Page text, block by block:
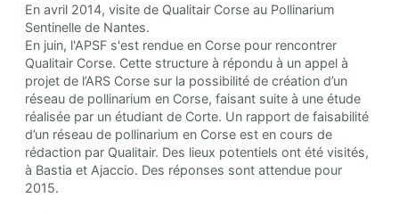
En avril 2014, visite de Qualitair Corse au Pollinarium
Sentinelle de Nantes.
En juin, l'APSF s'est rendue en Corse pour rencontrer
Qualitair Corse. Cette structure à répondu à un appel à
projet de l’ARS Corse sur la possibilité de création d’un
réseau de pollinarium en Corse, faisant suite à une étude
réalisée par un étudiant de Corte. Un rapport de faisabilité
d’un réseau de pollinarium en Corse est en cours de
rédaction par Qualitair. Des lieux potentiels ont été visités,
à Bastia et Ajaccio. Des réponses sont attendue pour
2015.